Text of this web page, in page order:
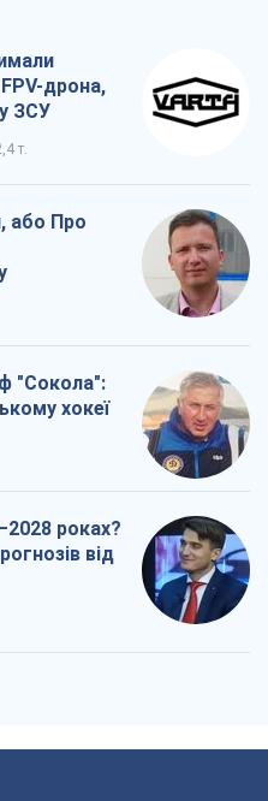
дрона,
ЗСУ
т.
або Про
"Сокола":
хокеї
роках?
від